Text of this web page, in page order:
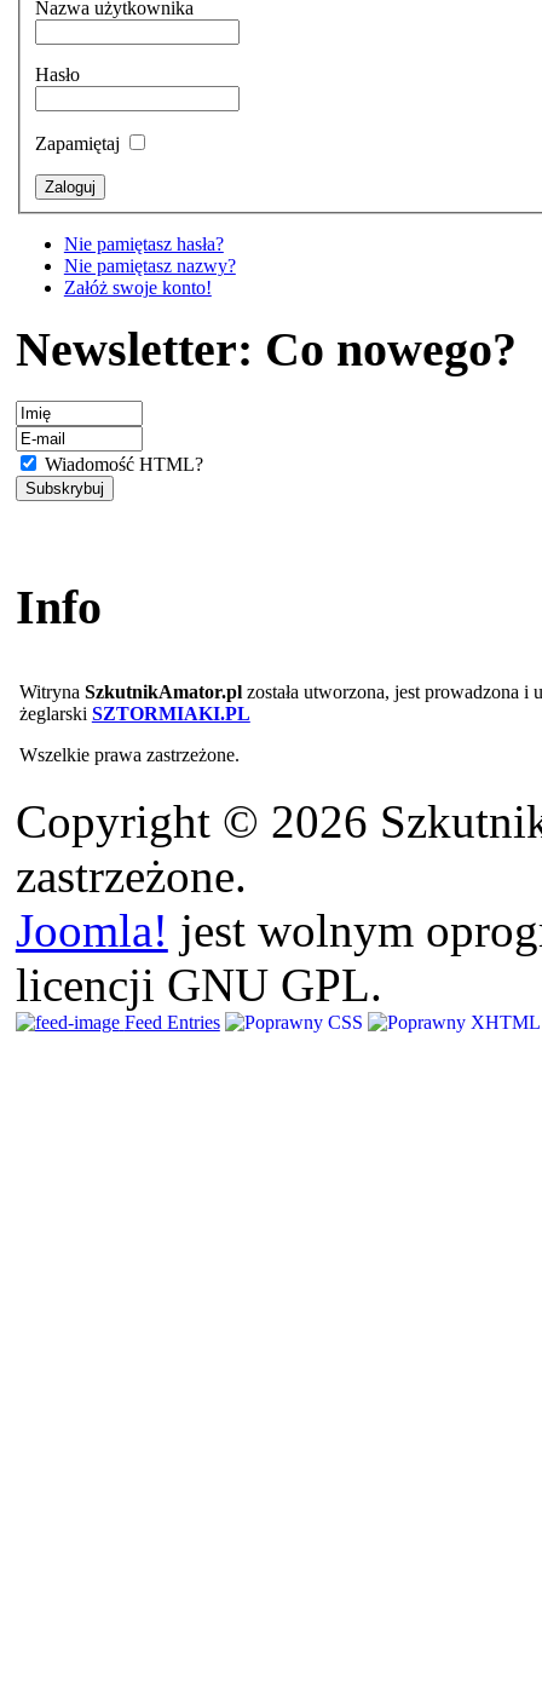
Nazwa użytkownika
Hasło
Zapamiętaj
Nie pamiętasz hasła?
Nie pamiętasz nazwy?
Załóż swoje konto!
Newsletter: Co nowego?
Wiadomość HTML?
Info
Witryna SzkutnikAmator.plzostała utworzona, jest prowadzona i
żeglarski SZTORMIAKI.PL
Wszelkie prawa zastrzeżone.
Copyright © 2026
zastrzeżone.
Joomla! jest wolnym
licencji GNU GPL.
Feed Entries